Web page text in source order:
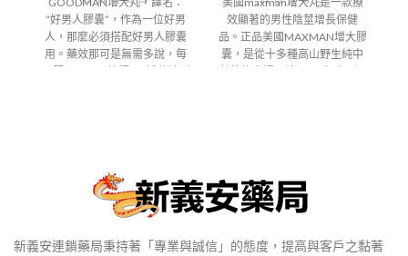
範
圍：
$400
到
“好男人膠囊”，作為一位好男
人，那麼必須搭配好男人膠囊
用。藥效那可是無需多說，每
GOODMAN增大丸活力素適用
於所有18-60歲的所有成年男性
使用。
式】
範
圍：
$450
到
效顯著的男性陰莖增長保健
品。正品美國MAXMAN增大膠
囊，是從十多種高山野生純中
新義安連鎖藥局秉持著「專業與誠信」的態度，提高與客戶之黏著